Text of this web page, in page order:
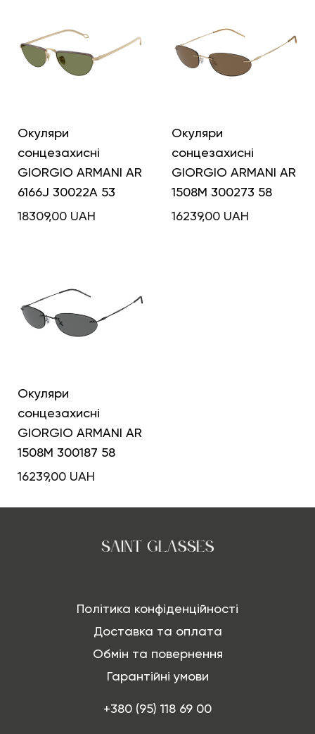
Окуляри
сонцезахисні
GIORGIO ARMANI AR
6166J 30022A 53
18309,00 UAH
Окуляри
сонцезахисні
GIORGIO ARMANI AR
1508M 300273 58
16239,00 UAH
Окуляри
сонцезахисні
GIORGIO ARMANI AR
1508M 300187 58
16239,00 UAH
Політика конфіденційності
Доставка та оплата
Обмін та повернення
Гарантійні умови
+380 (95) 118 69 00